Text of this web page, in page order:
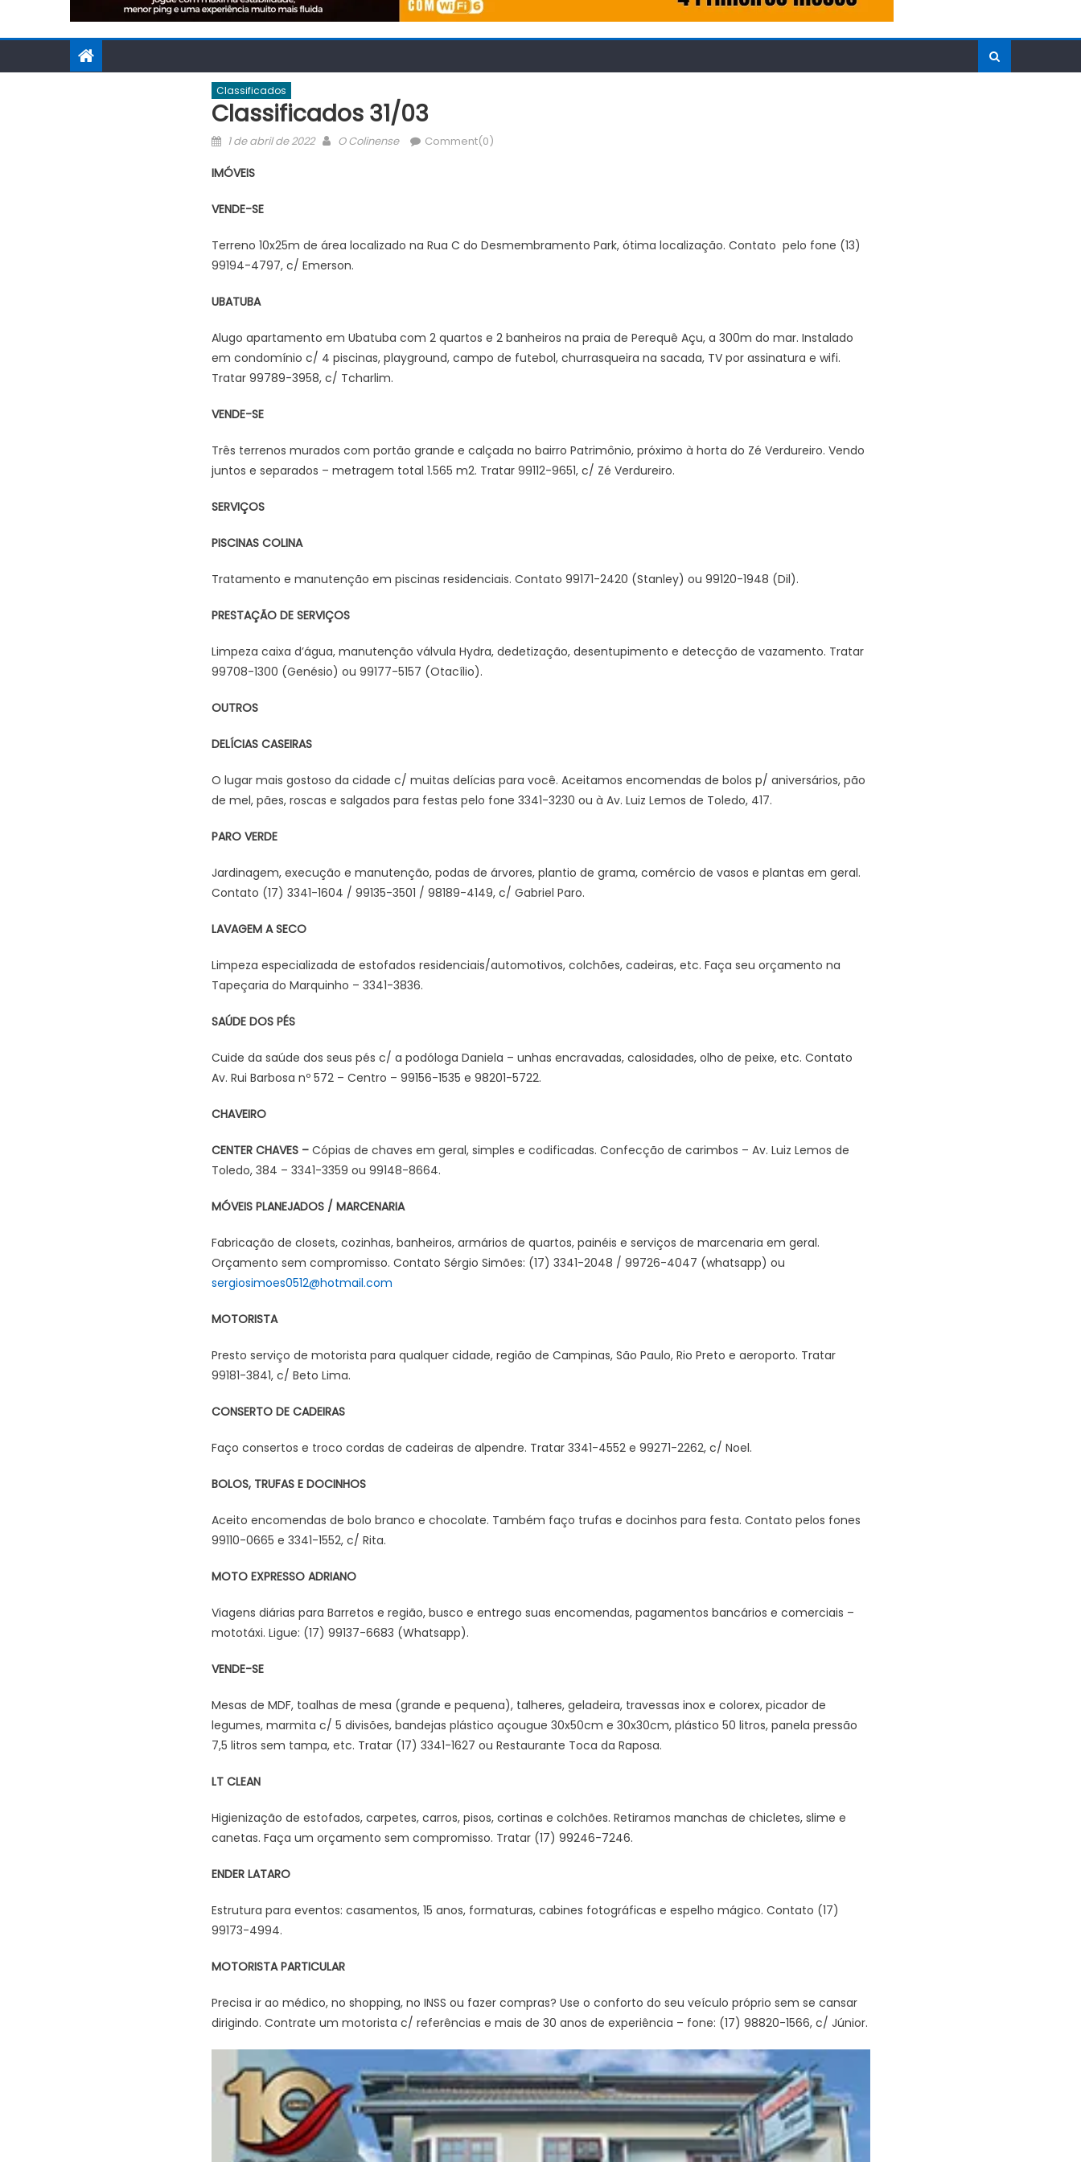
Classificados
Classificados 31/03
Posted
1 de abril de 2022 Author
O Colinense Comment(0)
IMÓVEIS
VENDE-SE
Terreno 10x25m de área localizado na Rua C do Desmembramento Park, ótima localização. Contato pelo fone (13)
99194-4797, c/ Emerson.
UBATUBA
Alugo apartamento em Ubatuba com 2 quartos e 2 banheiros na praia de Perequê Açu, a 300m do mar. Instalado
em condomínio c/ 4 piscinas, playground, campo de futebol, churrasqueira na sacada, TV por assinatura e wifi.
Tratar 99789-3958, c/ Tcharlim.
VENDE-SE
Três terrenos murados com portão grande e calçada no bairro Patrimônio, próximo à horta do Zé Verdureiro. Vendo
juntos e separados – metragem total 1.565 m2. Tratar 99112-9651, c/ Zé Verdureiro.
SERVIÇOS
PISCINAS COLINA
Tratamento e manutenção em piscinas residenciais. Contato 99171-2420 (Stanley) ou 99120-1948 (Dil).
PRESTAÇÃO DE SERVIÇOS
Limpeza caixa d’água, manutenção válvula Hydra, dedetização, desentupimento e detecção de vazamento. Tratar
99708-1300 (Genésio) ou 99177-5157 (Otacílio).
OUTROS
DELÍCIAS CASEIRAS
O lugar mais gostoso da cidade c/ muitas delícias para você. Aceitamos encomendas de bolos p/ aniversários, pão
de mel, pães, roscas e salgados para festas pelo fone 3341-3230 ou à Av. Luiz Lemos de Toledo, 417.
PARO VERDE
Jardinagem, execução e manutenção, podas de árvores, plantio de grama, comércio de vasos e plantas em geral.
Contato (17) 3341-1604 / 99135-3501 / 98189-4149, c/ Gabriel Paro.
LAVAGEM A SECO
Limpeza especializada de estofados residenciais/automotivos, colchões, cadeiras, etc. Faça seu orçamento na
Tapeçaria do Marquinho – 3341-3836.
SAÚDE DOS PÉS
Cuide da saúde dos seus pés c/ a podóloga Daniela – unhas encravadas, calosidades, olho de peixe, etc. Contato
Av. Rui Barbosa nº 572 – Centro – 99156-1535 e 98201-5722.
CHAVEIRO
CENTER CHAVES –Cópias de chaves em geral, simples e codificadas. Confecção de carimbos – Av. Luiz Lemos de
Toledo, 384 – 3341-3359 ou 99148-8664.
MÓVEIS PLANEJADOS / MARCENARIA
Fabricação de closets, cozinhas, banheiros, armários de quartos, painéis e serviços de marcenaria em geral.
Orçamento sem compromisso. Contato Sérgio Simões: (17) 3341-2048 / 99726-4047 (whatsapp) ou
sergiosimoes0512@hotmail.com
MOTORISTA
Presto serviço de motorista para qualquer cidade, região de Campinas, São Paulo, Rio Preto e aeroporto. Tratar
99181-3841, c/ Beto Lima.
CONSERTO DE CADEIRAS
Faço consertos e troco cordas de cadeiras de alpendre. Tratar 3341-4552 e 99271-2262, c/ Noel.
BOLOS, TRUFAS E DOCINHOS
Aceito encomendas de bolo branco e chocolate. Também faço trufas e docinhos para festa. Contato pelos fones
99110-0665 e 3341-1552, c/ Rita.
MOTO EXPRESSO ADRIANO
Viagens diárias para Barretos e região, busco e entrego suas encomendas, pagamentos bancários e comerciais –
mototáxi. Ligue: (17) 99137-6683 (Whatsapp).
VENDE-SE
Mesas de MDF, toalhas de mesa (grande e pequena), talheres, geladeira, travessas inox e colorex, picador de
legumes, marmita c/ 5 divisões, bandejas plástico açougue 30x50cm e 30x30cm, plástico 50 litros, panela pressão
7,5 litros sem tampa, etc. Tratar (17) 3341-1627 ou Restaurante Toca da Raposa.
LT CLEAN
Higienização de estofados, carpetes, carros, pisos, cortinas e colchões. Retiramos manchas de chicletes, slime e
canetas. Faça um orçamento sem compromisso. Tratar (17) 99246-7246.
ENDER LATARO
Estrutura para eventos: casamentos, 15 anos, formaturas, cabines fotográficas e espelho mágico. Contato (17)
99173-4994.
MOTORISTA PARTICULAR
Precisa ir ao médico, no shopping, no INSS ou fazer compras? Use o conforto do seu veículo próprio sem se cansar
dirigindo. Contrate um motorista c/ referências e mais de 30 anos de experiência – fone: (17) 98820-1566, c/ Júnior.